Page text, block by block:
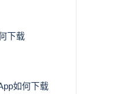
下载
如何下载